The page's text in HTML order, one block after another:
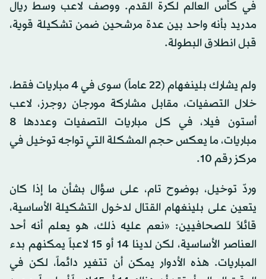
في كأس العالم لكرة القدم. ووصف لاعب وسط ريال
مدريد بأنه واحد بين عدة مرشحين ضمن تشكيلة قوية،
قبل انطلاق البطولة.
ولم يشارك بلينغهام (22 عاماً) سوى في 4 مباريات فقط،
خلال التصفيات، مقابل مشاركة مورجان روجرز، لاعب
أستون فيلا، في كل مباريات التصفيات وعددها 8
مباريات، ما يعكس حجم المشكلة التي تواجه توخيل في
مركز رقم 10.
وردّ توخيل، بوضوح تام، على سؤال بشأن ما إذا كان
يتعين على بلينغهام القتال لدخول التشكيلة الأساسية،
قائلاً للصحافيين: «نعم عليه ذلك، هو يعلم أنه أحد
العناصر الأساسية، لكن لدينا 14 أو 15 لاعباً يمكنهم بدء
المباريات. هذه الأدوار يمكن أن تتغير دائماً، لكن في